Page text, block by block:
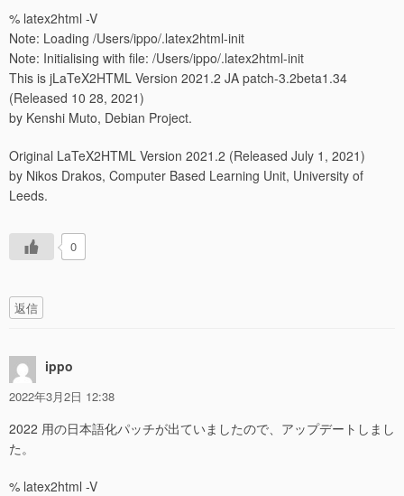
% latex2html -V
Note: Loading /Users/ippo/.latex2html-init
Note: Initialising with file: /Users/ippo/.latex2html-init
This is jLaTeX2HTML Version 2021.2 JA patch-3.2beta1.34
(Released 10 28, 2021)
by Kenshi Muto, Debian Project.
Original LaTeX2HTML Version 2021.2 (Released July 1, 2021)
by Nikos Drakos, Computer Based Learning Unit, University of
Leeds.
0
返信
ippo
2022年3月2日 12:38
2022 用の日本語化パッチが出ていましたので、アップデートしまし
た。
% latex2html -V